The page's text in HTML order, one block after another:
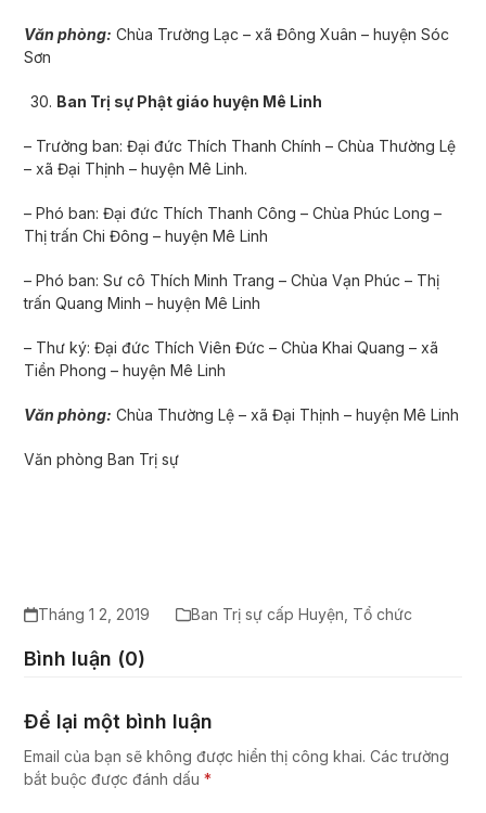
Văn phòng: Chùa Trường Lạc – xã Đông Xuân – huyện Sóc
Sơn
Ban Trị sự Phật giáo huyện Mê Linh
– Trưởng ban: Đại đức Thích Thanh Chính – Chùa Thường Lệ
– xã Đại Thịnh – huyện Mê Linh.
– Phó ban: Đại đức Thích Thanh Công – Chùa Phúc Long –
Thị trấn Chi Đông – huyện Mê Linh
– Phó ban: Sư cô Thích Minh Trang – Chùa Vạn Phúc – Thị
trấn Quang Minh – huyện Mê Linh
– Thư ký: Đại đức Thích Viên Đức – Chùa Khai Quang – xã
Tiền Phong – huyện Mê Linh
Văn phòng: Chùa Thường Lệ – xã Đại Thịnh – huyện Mê Linh
Văn phòng Ban Trị sự
Tháng 1 2, 2019 Ban Trị sự cấp Huyện Tổ chức
Bình luận (0)
Để lại một bình luận
Email của bạn sẽ không được hiển thị công khai. Các trường
bắt buộc được đánh dấu*